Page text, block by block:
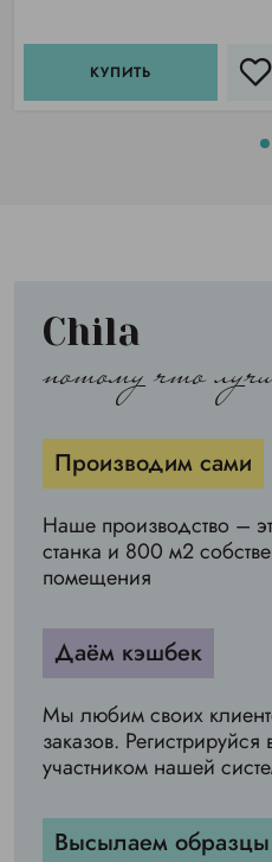
КУПИТЬ
Chila
потому что
Производим сами
Наше производство –
станка и 800 м2
помещения
Даём кэшбек
Мы любим своих
заказов.
участником нашей
Высылаем образцы